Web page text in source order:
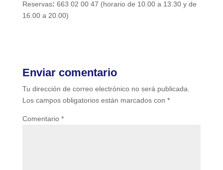
Reservas: 663 02 00 47 (horario de 10.00 a 13.30 y de
16.00 a 20.00)
Enviar comentario
Tu dirección de correo electrónico no será publicada.
Los campos obligatorios están marcados con *
Comentario *